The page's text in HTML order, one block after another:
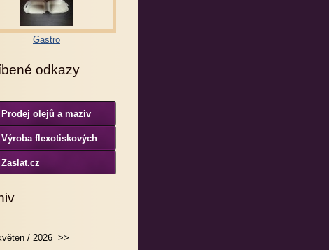
Gastro
odkazy
Prodej olejů a maziv
Výroba flexotiskových
Zaslat.cz
/ 2026 >>